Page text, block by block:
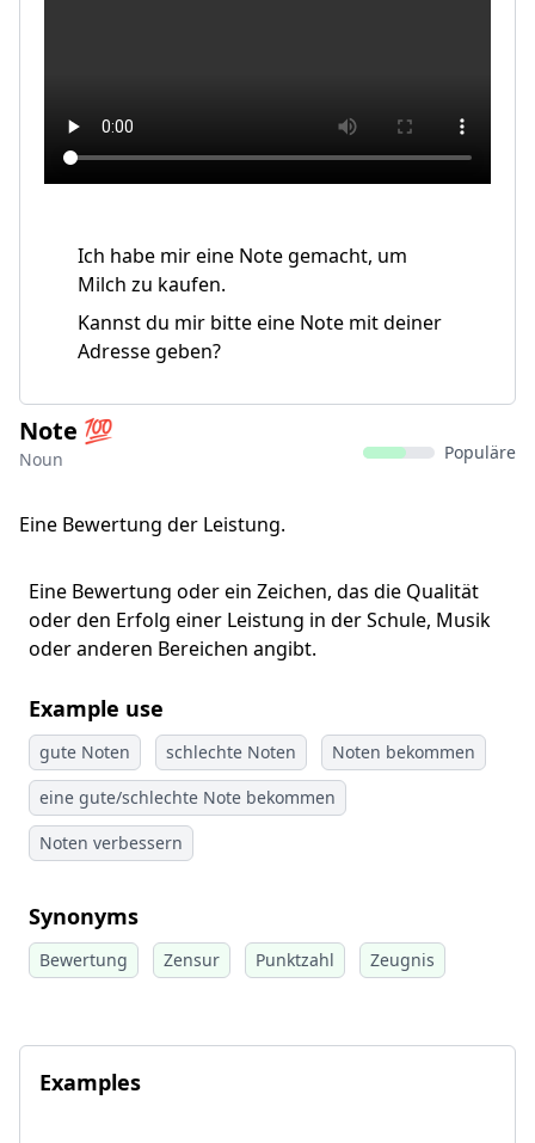
Ich habe mir eine Note gemacht, um
Milch zu kaufen.
Kannst du mir bitte eine Note mit deiner
Adresse geben?
Note 💯
Noun Populäre
Eine Bewertung der Leistung.
Eine Bewertung oder ein Zeichen, das die Qualität
oder den Erfolg einer Leistung in der Schule, Musik
oder anderen Bereichen angibt.
Example use
gute Noten schlechte Noten
Noten bekommen
eine gute/schlechte Note bekommen
Noten verbessern
Synonyms
Bewertung Zensur Punktzahl Zeugnis
Examples